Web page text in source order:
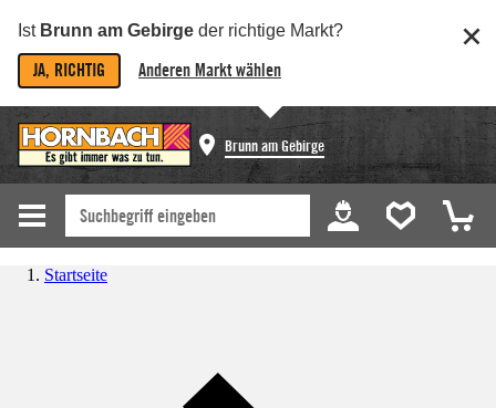
Ist Brunn am Gebirge der richtige Markt?
JA, RICHTIG Anderen Markt wählen
Brunn am Gebirge
Startseite